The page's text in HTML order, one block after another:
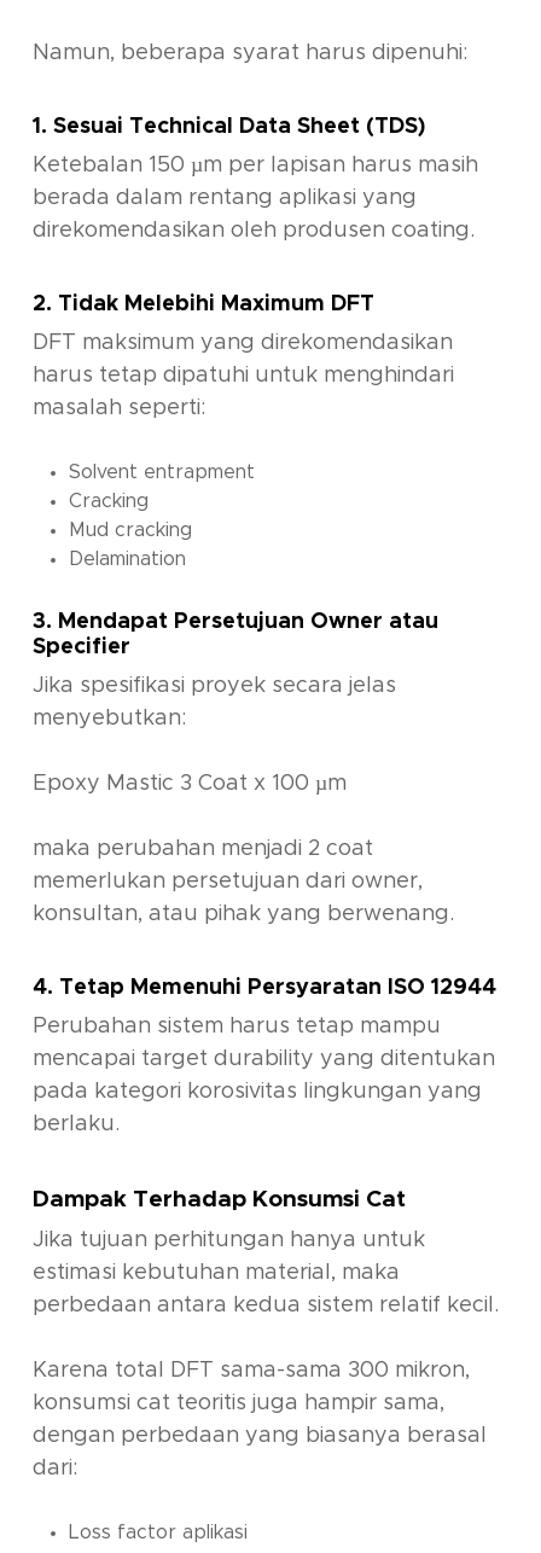
Namun, beberapa syarat harus dipenuhi:
1. Sesuai Technical Data Sheet (TDS)
Ketebalan 150 µm per lapisan harus masih
berada dalam rentang aplikasi yang
direkomendasikan oleh produsen coating.
2. Tidak Melebihi Maximum DFT
DFT maksimum yang direkomendasikan
harus tetap dipatuhi untuk menghindari
masalah seperti:
Solvent entrapment
Cracking
Mud cracking
Delamination
3. Mendapat Persetujuan Owner atau
Specifier
Jika spesifikasi proyek secara jelas
menyebutkan:
Epoxy Mastic 3 Coat x 100 µm
maka perubahan menjadi 2 coat
memerlukan persetujuan dari owner,
konsultan, atau pihak yang berwenang.
4. Tetap Memenuhi Persyaratan ISO 12944
Perubahan sistem harus tetap mampu
mencapai target durability yang ditentukan
pada kategori korosivitas lingkungan yang
berlaku.
Dampak Terhadap Konsumsi Cat
Jika tujuan perhitungan hanya untuk
estimasi kebutuhan material, maka
perbedaan antara kedua sistem relatif kecil.
Karena total DFT sama-sama 300 mikron,
konsumsi cat teoritis juga hampir sama,
dengan perbedaan yang biasanya berasal
dari:
Loss factor aplikasi